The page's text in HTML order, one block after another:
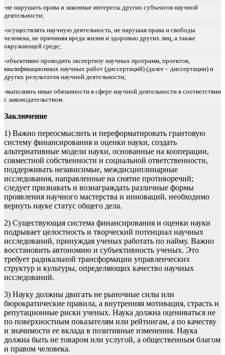
-не нарушать права и законные интересы других субъектов научной
деятельности;
-осуществлять научную деятельность, не нарушая права и свободы
человека, не причиняя вреда жизни и здоровью других лиц, а также
окружающей среде;
-объективно проводить экспертизу научных программ, проектов,
квалификационных научных работ (диссертаций) (далее – диссертации) и
других результатов научной деятельности;
-выполнять иные обязанности в сфере научной деятельности в соответствии
с законодательством.
Заключение
1) Важно переосмыслить и переформатировать грантовую
систему финансирования и оценки науки, создать
альтернативные модели науки, основанные на кооперации,
совместной собственности и социальной ответственности,
поддерживать независимые, междисциплинарные
исследования, направленные на снятие противоречий;
следует признавать и вознаграждать различные формы
проявления научного мастерства и инноваций, необходимо
вернуть науке статус общего дела.
2) Существующая система финансирования и оценки науки
подрывает целостность и творческий потенциал научных
исследований, принуждая ученых работать по найму. Важно
восстановить автономию и субъективность ученых. Это
требует радикальной трансформации управленческих
структур и культуры, определяющих качество научных
исследований.
3) Науку должны двигать не рыночные силы или
бюрократические правила, а внутренняя мотивация, страсть и
репутационные риски ученых. Наука должна оцениваться не
по поверхностным показателям или рейтингам, а по качеству
и значимости ее вклада в позитивные изменения. Наука
должна быть не товаром или услугой, а общественным благом
и правом человека.